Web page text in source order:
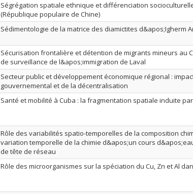
Ségrégation spatiale ethnique et différenciation
(République populaire de Chine)
Sédimentologie de la matrice des diamictites d&apos;Igherm
Sécurisation frontalière et détention de migrants mineurs au
de surveillance de l&apos;immigration de Laval
Secteur public et développement économique régional :
gouvernemental et de la décentralisation
Santé et mobilité à Cuba : la fragmentation spatiale induite
Rôle des variabilités spatio-temporelles de la composition
variation temporelle de la chimie d&apos;un cours
de tête de réseau
Rôle des microorganismes sur la spéciation du Cu, Zn et Al